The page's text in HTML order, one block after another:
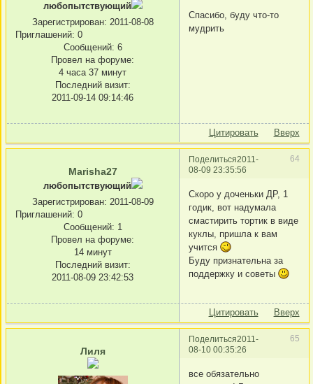
любопытствующий
Зарегистрирован: 2011-08-08
Приглашений: 0
Сообщений: 6
Провел на форуме:
4 часа 37 минут
Последний визит:
2011-09-14 09:14:46
Спасибо, буду что-то
мудрить
Цитировать Вверх
Поделиться 64
2011-
08-09 23:35:56
Marisha27
любопытствующий
Зарегистрирован: 2011-08-09
Приглашений: 0
Сообщений: 1
Провел на форуме:
14 минут
Последний визит:
2011-08-09 23:42:53
Скоро у доченьки ДР, 1
годик, вот надумала
смастирить тортик в виде
куклы, пришла к вам
учится
Буду признательна за
поддержку и советы
Цитировать Вверх
Поделиться 65
2011-
08-10 00:35:26
Лиля
все обязательно